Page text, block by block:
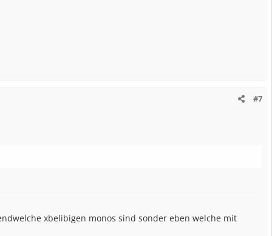
#7
xbelibigen monos sind sonder eben welche mit